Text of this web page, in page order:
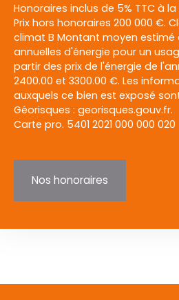
Honoraires inclus de 5% TTC à
Prix hors honoraires 200 000 €.
climat B Montant moyen estimé
annuelles d'énergie pour un
partir des prix de l'énergie de
2400.00 et 3300.00 €. Les
auxquels ce bien est exposé
Géorisques : georisques.gouv.fr.
Carte pro. 5401 2021 000 000 020
Nos honoraires